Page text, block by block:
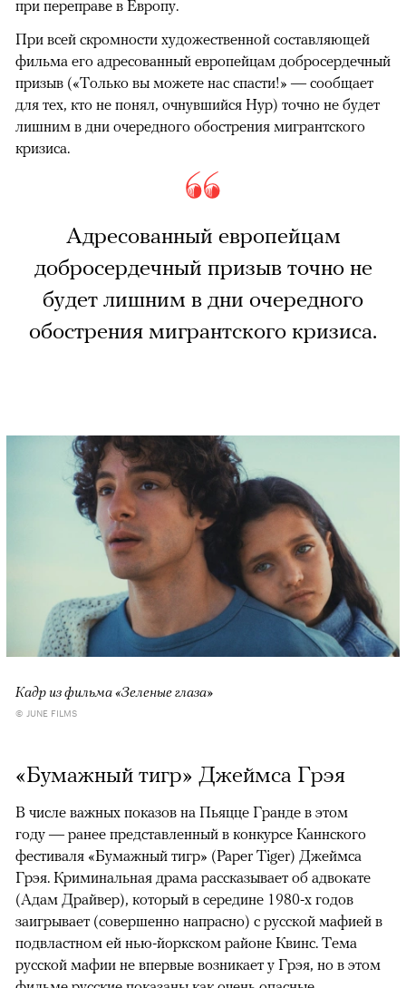
при переправе в Европу.
При всей скромности художественной составляющей
фильма его адресованный европейцам добросердечный
призыв («Только вы можете нас спасти!» — сообщает
для тех, кто не понял, очнувшийся Нур) точно не будет
лишним в дни очередного обострения мигрантского
кризиса.
Адресованный европейцам
добросердечный призыв точно не
будет лишним в дни очередного
обострения мигрантского кризиса.
Кадр из фильма «Зеленые глаза»
© JUNE FILMS
«Бумажный тигр» Джеймса Грэя
В числе важных показов на Пьяцце Гранде в этом
году — ранее представленный в конкурсе Каннского
фестиваля «Бумажный тигр» (Paper Tiger) Джеймса
Грэя. Криминальная драма рассказывает об адвокате
(Адам Драйвер), который в середине 1980-х годов
заигрывает (совершенно напрасно) с русской мафией в
подвластном ей нью-йоркском районе Квинс. Тема
русской мафии не впервые возникает у Грэя, но в этом